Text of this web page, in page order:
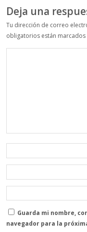
Deja una
Tu dirección de correo
obligatorios están
Guarda mi nombre,
navegador para la